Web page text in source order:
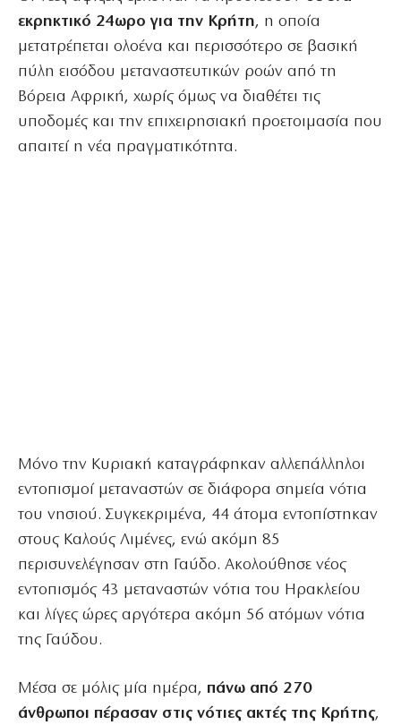
εκρηκτικό 24ωρο για την Κρήτη, η οποία
μετατρέπεται ολοένα και περισσότερο σε βασική
πύλη εισόδου μεταναστευτικών ροών από τη
Βόρεια Αφρική, χωρίς όμως να διαθέτει τις
υποδομές και την επιχειρησιακή προετοιμασία που
απαιτεί η νέα πραγματικότητα.
Μόνο την Κυριακή καταγράφηκαν αλλεπάλληλοι
εντοπισμοί μεταναστών σε διάφορα σημεία νότια
του νησιού. Συγκεκριμένα, 44 άτομα εντοπίστηκαν
στους Καλούς Λιμένες, ενώ ακόμη 85
περισυνελέγησαν στη Γαύδο. Ακολούθησε νέος
εντοπισμός 43 μεταναστών νότια του Ηρακλείου
και λίγες ώρες αργότερα ακόμη 56 ατόμων νότια
της Γαύδου.
Μέσα σε μόλις μία ημέρα, πάνω από 270
άνθρωποι πέρασαν στις νότιες ακτές της Κρήτης,